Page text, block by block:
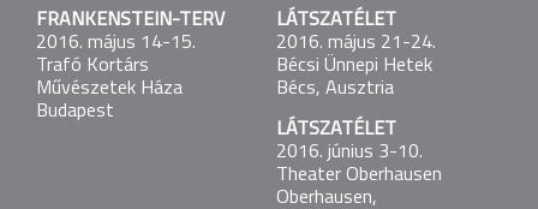
1 LINK
2016. május 4-5.
Trafó Kortárs Művészetek Háza
Budapest
Trafó Kortárs Művészetek Háza
FRANKENSTEIN-TERV
2016. május 14-15.
Trafó Kortárs
Művészetek Háza
Budapest
LÁTSZATÉLET
2016. május 21-24.
Bécsi Ünnepi Hetek
Bécs, Ausztria
LÁTSZATÉLET
2016. június 3-10.
Theater Oberhausen
Oberhausen,